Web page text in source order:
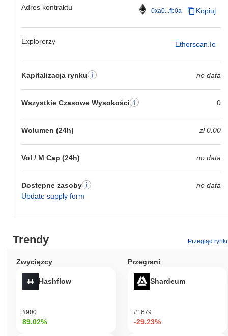
Adres kontraktu 0xa0...fb0a Kopiuj
Explorerzy Etherscan.io
Kapitalizacja rynku no data
Wszystkie Czasowe Wysokości 0
Wolumen (24h) zł 0.00
Vol / M Cap (24h) no data
Dostępne zasoby
Update supply form
no data
Trendy Przegląd
Zwycięzcy
Hashflow
#900
89.02%
Przegrani
Shardeum
#1679
-29.23%